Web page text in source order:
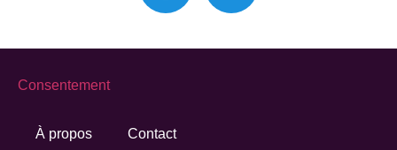
À propos Contact
Consentement